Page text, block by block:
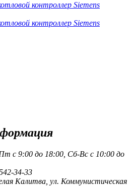
контроллер Siemens
контроллер Siemens
с 9:00 до 18:00, Сб-Вс с 10:00 до
34-33
Калитва, ул. Коммунистическая